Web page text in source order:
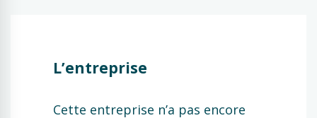
L’entreprise
Cette entreprise n’a pas encore